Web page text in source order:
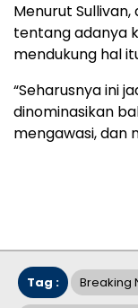
Menurut
tentang adanya
mendukung hal
“Seharusnya ini
dinominasikan
mengawasi, dan
Tag : Breaking